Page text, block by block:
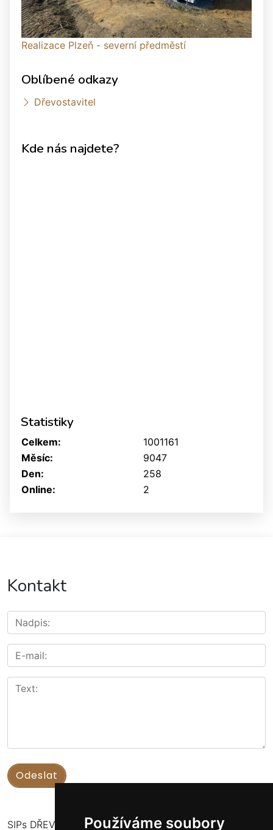
Používáme soubory
Realizace Plzeň - severní předměstí
Oblíbené odkazy
Dřevostavitel
Kde nás najdete?
Statistiky
Online: 2
Celkem:
1001161
Měsíc:
9047
Den:
258
Kontakt
SIPs DŘEVOSTAVBY